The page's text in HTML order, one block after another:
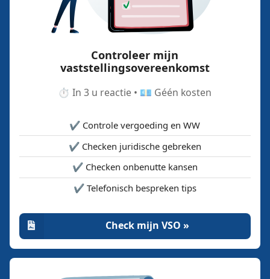
Controleer mijn
vaststellingsovereenkomst
⏱️ In 3 u reactie • 💶 Géén kosten
✔️ Controle vergoeding en WW
✔️ Checken juridische gebreken
✔️ Checken onbenutte kansen
✔️ Telefonisch bespreken tips
Check mijn VSO »